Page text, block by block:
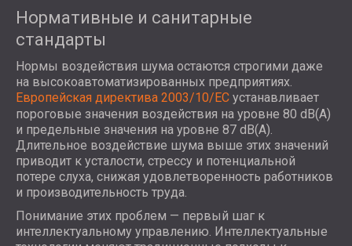
Нормативные и санитарные
стандарты
Нормы воздействия шума остаются строгими даже
на высокоавтоматизированных предприятиях.
Европейская директива 2003/10/EC устанавливает
пороговые значения воздействия на уровне 80 dB(A)
и предельные значения на уровне 87 dB(A).
Длительное воздействие шума выше этих значений
приводит к усталости, стрессу и потенциальной
потере слуха, снижая удовлетворенность работников
и производительность труда.
Понимание этих проблем — первый шаг к
интеллектуальному управлению. Интеллектуальные